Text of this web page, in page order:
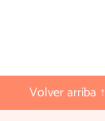
Volver arriba ↑